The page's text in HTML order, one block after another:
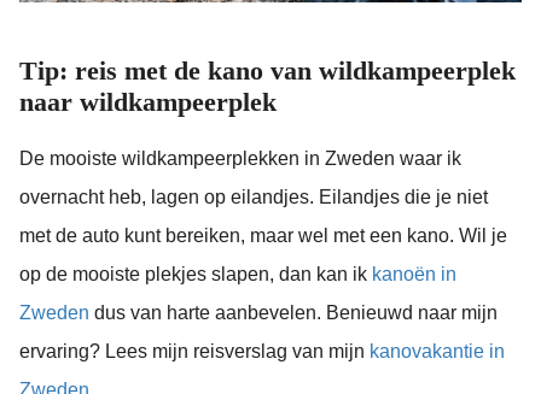
Tip: reis met de kano van wildkampeerplek
naar wildkampeerplek
De mooiste wildkampeerplekken in Zweden waar ik
overnacht heb, lagen op eilandjes. Eilandjes die je niet
met de auto kunt bereiken, maar wel met een kano. Wil je
op de mooiste plekjes slapen, dan kan ik kanoën in
Zweden dus van harte aanbevelen. Benieuwd naar mijn
ervaring? Lees mijn reisverslag van mijn kanovakantie in
Zweden.